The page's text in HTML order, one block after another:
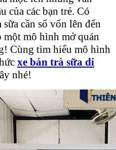
của các bạn trẻ. Có
cần số vốn lên đến
một mô hình mở quán
Cùng tìm hiểu mô hình
xe bán trà sữa di
nhé!